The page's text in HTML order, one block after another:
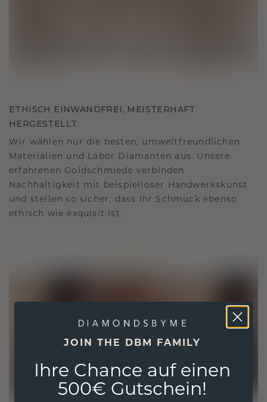
ETHISCH EINWANDFREI, MEISTERHAFT
HERGESTELLT
Wir wählen nur die besten, umweltfreundlichen
Materialien und Labor Diamanten aus. Unsere
erfahrenen Goldschmiede verbinden
Nachhaltigkeit mit beispielloser Handwerkskunst
und stellen so sicher, dass Ihr Schmuck ebenso
ethisch wie exquisit ist.
JOIN THE DBM FAMILY
Ihre Chance auf einen
500€ Gutschein!